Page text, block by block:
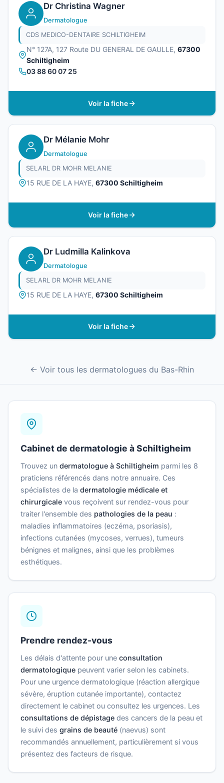
Dr Christina Wagner
Dermatologue
CDS MEDICO-DENTAIRE SCHILTIGHEIM
N° 127A, 127 Route DU GENERAL DE GAULLE, 67300
Schiltigheim
03 88 60 07 25
Voir la fiche
Dr Mélanie Mohr
Dermatologue
SELARL DR MOHR MELANIE
15 RUE DE LA HAYE, 67300 Schiltigheim
Voir la fiche
Dr Ludmilla Kalinkova
Dermatologue
SELARL DR MOHR MELANIE
15 RUE DE LA HAYE, 67300 Schiltigheim
Voir la fiche
← Voir tous les dermatologues du Bas-Rhin
Cabinet de dermatologie à Schiltigheim
Trouvez un dermatologue à Schiltigheim parmi les 8
praticiens référencés dans notre annuaire. Ces
spécialistes de la dermatologie médicale et
chirurgicale vous reçoivent sur rendez-vous pour
traiter l'ensemble des pathologies de la peau :
maladies inflammatoires (eczéma, psoriasis),
infections cutanées (mycoses, verrues), tumeurs
bénignes et malignes, ainsi que les problèmes
esthétiques.
Prendre rendez-vous
Les délais d'attente pour une consultation
dermatologique peuvent varier selon les cabinets.
Pour une urgence dermatologique (réaction allergique
sévère, éruption cutanée importante), contactez
directement le cabinet ou consultez les urgences. Les
consultations de dépistage des cancers de la peau et
le suivi des grains de beauté (naevus) sont
recommandés annuellement, particulièrement si vous
présentez des facteurs de risque.